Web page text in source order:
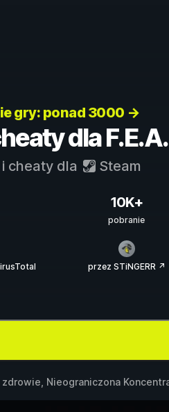
gry: ponad 3000 →
dla
cheaty dla Steam
10K+
pobranie
przez STiNGERR ↗
Nieograniczona